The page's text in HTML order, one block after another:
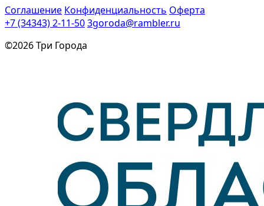
Соглашение Конфиденциальность Оферта
+7 (34343) 2-11-503goroda@rambler.ru
©2026 Три Города